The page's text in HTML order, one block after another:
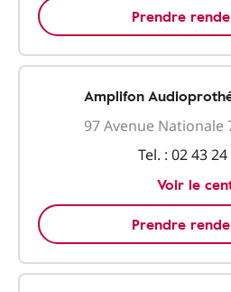
Prendre
Amplifon
97 Avenue Nationale
Tel. : 02 43 24
Voir le
Prendre